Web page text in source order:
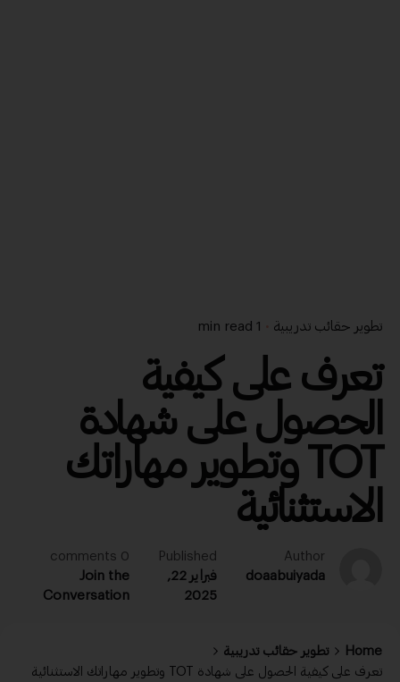
تطوير حقائب تدريبية 1 min read
تعرف على كيفية
الحصول على شهادة
TOT وتطوير مهاراتك
الاستثنائية
Author
doaabuiyada
Published
فبراير 22,
2025
0 comments
Join the
Conversation
Home
تطوير حقائب تدريبية
تعرف على كيفية الحصول على شهادة TOT وتطوير مهاراتك الاستثنائية